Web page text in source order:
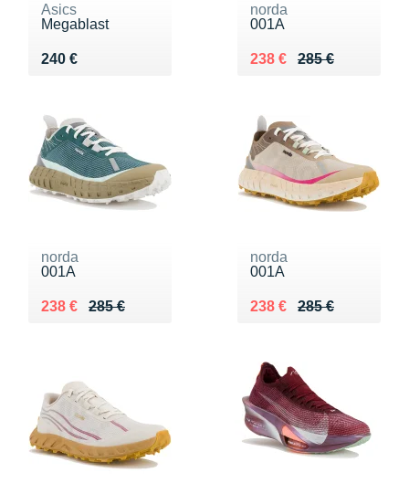
Asics
Megablast
240 €
Vendu 240 €
norda
001A
285 €
Au lieu de 285 €
238 €
Vendu 238 €
norda
001A
285 €
Au lieu de 285 €
238 €
Vendu 238 €
norda
001A
285 €
Au lieu de 285 €
238 €
Vendu 238 €